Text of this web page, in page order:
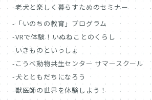
老犬と楽しく暮らすためのセミナー
「いのちの教育」プログラム
VRで体験！いぬねことのくらし
いきものといっしょ
こうべ動物共生センター サマースクール
犬とともだちになろう
獣医師の世界を体験しよう！